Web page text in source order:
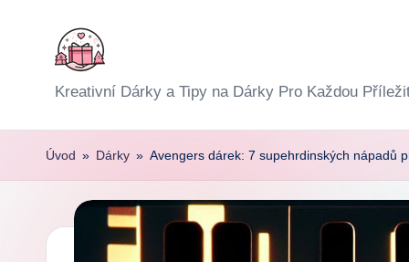
E
x
p
Kreativní Dárky a Tipy na Dárky Pro Každou
Úvod » Dárky » Avengers dárek: 7 supehrdinských nápadů